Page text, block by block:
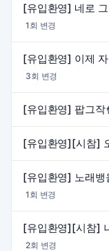
1회 변경
3회 변경
1회 변경
2회 변경